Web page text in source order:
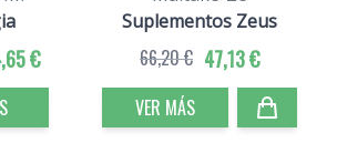
€
Suplementos Zeus
47,13 €
66,20 €
VER MÁS